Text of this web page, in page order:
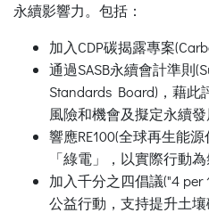
永續影響力。包括：
加入CDP碳揭露專案
通過SASB永續會計準則
Standards Board)，藉
風險和機會及擬定永續發
響應RE100(全球再生能
「綠電」，以實際行動
加入千分之四倡議("4
公益行動，支持提升土